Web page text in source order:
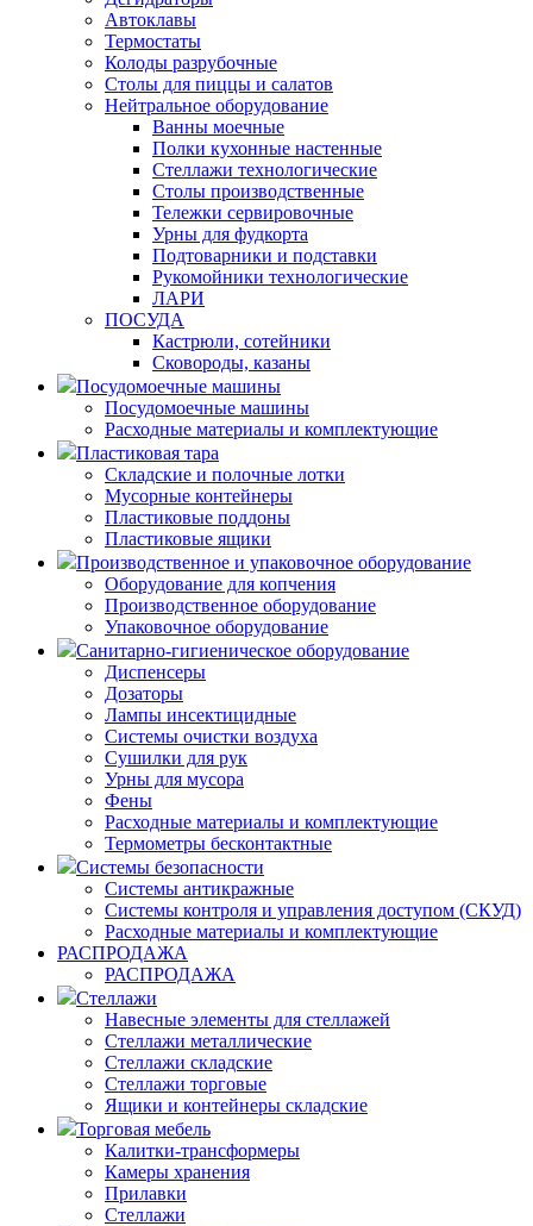
Автоклавы
Термостаты
Колоды разрубочные
Столы для пиццы и салатов
Нейтральное оборудование
Ванны моечные
Полки кухонные настенные
Стеллажи технологические
Столы производственные
Тележки сервировочные
Урны для фудкорта
Подтоварники и подставки
Рукомойники технологические
ЛАРИ
ПОСУДА
Кастрюли, сотейники
Сковороды, казаны
Посудомоечные машины
Посудомоечные машины
Расходные материалы и комплектующие
Пластиковая тара
Складские и полочные лотки
Мусорные контейнеры
Пластиковые поддоны
Пластиковые ящики
Производственное и упаковочное оборудование
Оборудование для копчения
Производственное оборудование
Упаковочное оборудование
Санитарно-гигиеническое оборудование
Диспенсеры
Дозаторы
Лампы инсектицидные
Системы очистки воздуха
Сушилки для рук
Урны для мусора
Фены
Расходные материалы и комплектующие
Термометры бесконтактные
Системы безопасности
Системы антикражные
Системы контроля и управления доступом (СКУД)
Расходные материалы и комплектующие
РАСПРОДАЖА
РАСПРОДАЖА
Стеллажи
Навесные элементы для стеллажей
Стеллажи металлические
Стеллажи складские
Стеллажи торговые
Ящики и контейнеры складские
Торговая мебель
Калитки-трансформеры
Камеры хранения
Прилавки
Стеллажи